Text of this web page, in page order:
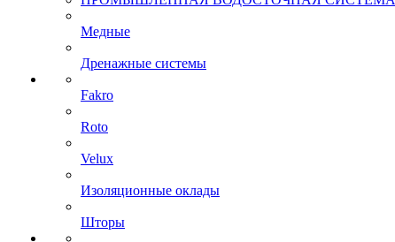
Медные
Дренажные системы
Fakro
Roto
Velux
Изоляционные оклады
Шторы